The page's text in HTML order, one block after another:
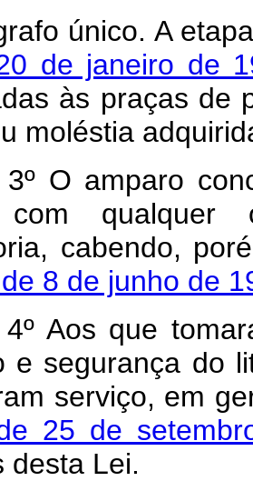
único. A etapa
de janeiro de
às praças de
moléstia
O amparo
com
cabendo,
8 de junho de
Aos que
e segurança do
serviço, em
25 de
desta Lei.